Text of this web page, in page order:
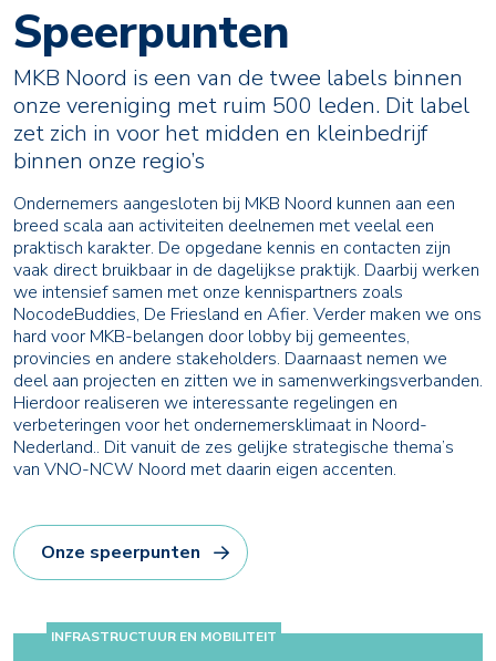
Speerpunten
MKB Noord is een van de twee labels binnen
onze vereniging met ruim 500 leden. Dit label
zet zich in voor het midden en kleinbedrijf
binnen onze regio’s
Ondernemers aangesloten bij MKB Noord kunnen aan een
breed scala aan activiteiten deelnemen met veelal een
praktisch karakter. De opgedane kennis en contacten zijn
vaak direct bruikbaar in de dagelijkse praktijk. Daarbij werken
we intensief samen met onze kennispartners zoals
NocodeBuddies, De Friesland en Afier. Verder maken we ons
hard voor MKB-belangen door lobby bij gemeentes,
provincies en andere stakeholders. Daarnaast nemen we
deel aan projecten en zitten we in samenwerkingsverbanden.
Hierdoor realiseren we interessante regelingen en
verbeteringen voor het ondernemersklimaat in Noord-
Nederland.. Dit vanuit de zes gelijke strategische thema’s
van VNO-NCW Noord met daarin eigen accenten.
Onze speerpunten
INFRASTRUCTUUR EN MOBILITEIT
ONDERNEMERSCHAP
ARBEIDSMARKT EN ONDERWIJS